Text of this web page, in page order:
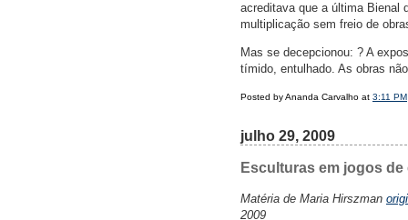
acreditava que a última Bienal
multiplicação sem freio de
Mas se decepcionou: ? A
tímido, entulhado. As obras
Posted by Ananda Carvalho at 3:11 PM
julho 29, 2009
Esculturas em jogos
Matéria de Maria Hirszman
2009